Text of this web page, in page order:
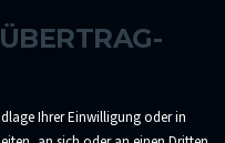
Ihrer Einwilligung oder in